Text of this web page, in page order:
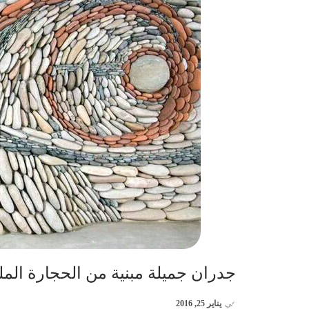
جدران جميلة مبنية من الحجارة
في يناير 25, 2016